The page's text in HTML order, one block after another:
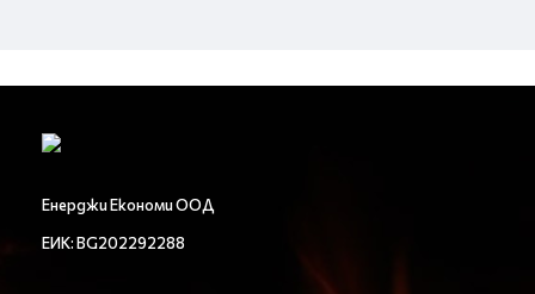
Енерджи Економи ООД
ЕИК: BG202292288